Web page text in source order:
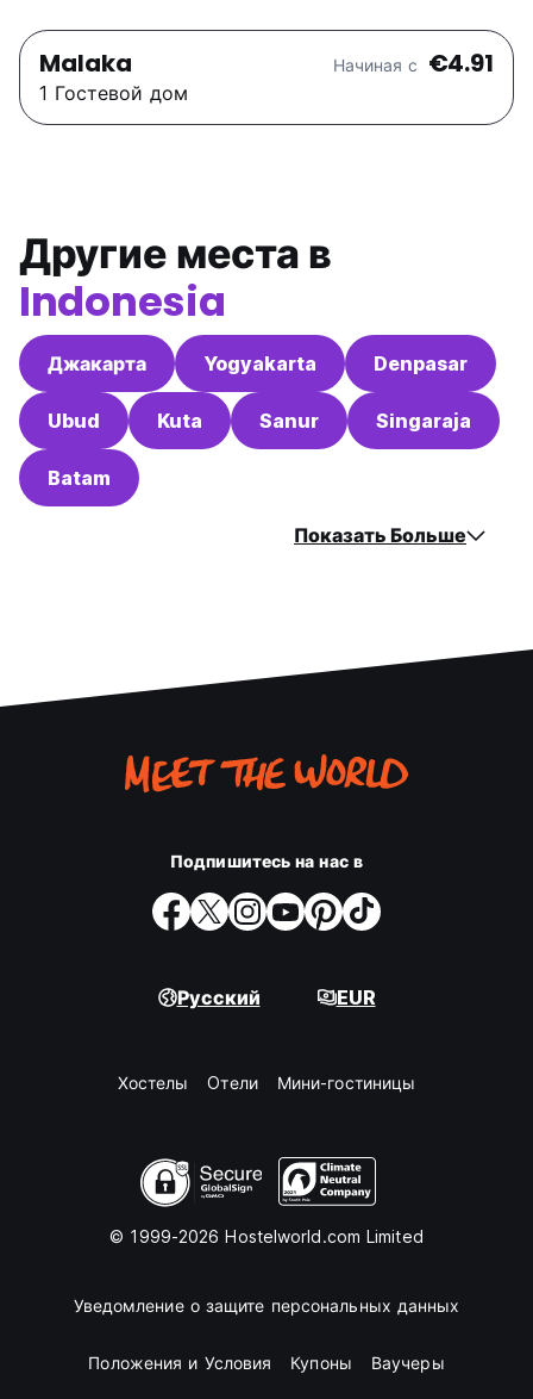
Malaka Начиная с €4.91
1 Гостевой дом
Другие места в
Indonesia
Джакарта Yogyakarta Denpasar
Ubud Kuta Sanur Singaraja
Batam
Показать Больше
Подпишитесь на нас в
Русский EUR
Хостелы Oтели Мини-гостиницы
© 1999-2026 Hostelworld.com Limited
Уведомление о защите персональных данных
Положения и Условия Купоны Ваучеры